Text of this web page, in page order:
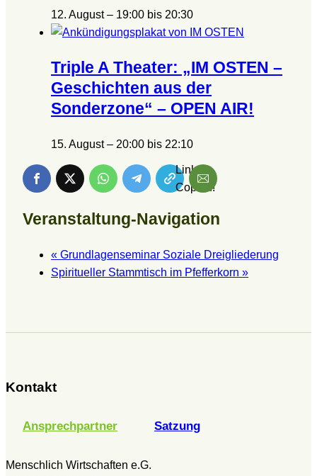
12. August – 19:00 bis 20:30
Triple A Theater: „IM OSTEN –
Geschichten aus der
Sonderzone“ – OPEN AIR!
15. August – 20:00 bis 22:10
Link is
Copied!
Veranstaltung-Navigation
« Grundlagenseminar Soziale Dreigliederung
Spiritueller Stammtisch im Pfefferkorn »
Kontakt
Ansprechpartner Satzung
Menschlich Wirtschaften e.G.